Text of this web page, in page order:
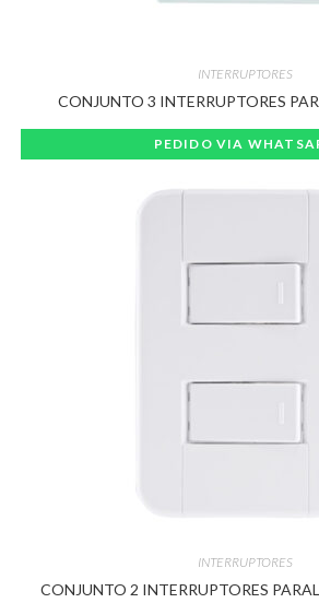
INTERRUPTORES
CONJUNTO 3 INTERRUPTORES
PEDIDO VIA
INTERRUPTORES
CONJUNTO 2 INTERRUPTORES